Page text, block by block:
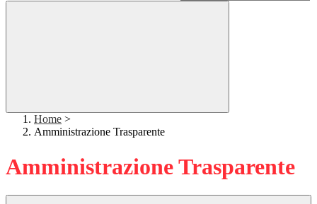
Home >
Amministrazione Trasparente
Amministrazione Trasparente